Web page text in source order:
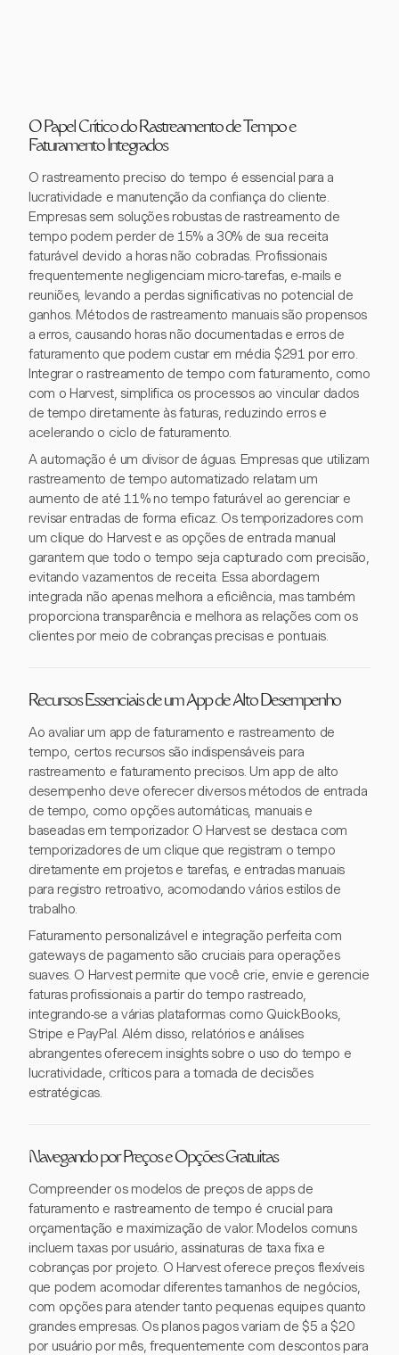
O Papel Crítico do Rastreamento de Tempo e
Faturamento Integrados
O rastreamento preciso do tempo é essencial para a
lucratividade e manutenção da confiança do cliente.
Empresas sem soluções robustas de rastreamento de
tempo podem perder de 15% a 30% de sua receita
faturável devido a horas não cobradas. Profissionais
frequentemente negligenciam micro-tarefas, e-mails e
reuniões, levando a perdas significativas no potencial de
ganhos. Métodos de rastreamento manuais são propensos
a erros, causando horas não documentadas e erros de
faturamento que podem custar em média $291 por erro.
Integrar o rastreamento de tempo com faturamento, como
com o Harvest, simplifica os processos ao vincular dados
de tempo diretamente às faturas, reduzindo erros e
acelerando o ciclo de faturamento.
A automação é um divisor de águas. Empresas que utilizam
rastreamento de tempo automatizado relatam um
aumento de até 11% no tempo faturável ao gerenciar e
revisar entradas de forma eficaz. Os temporizadores com
um clique do Harvest e as opções de entrada manual
garantem que todo o tempo seja capturado com precisão,
evitando vazamentos de receita. Essa abordagem
integrada não apenas melhora a eficiência, mas também
proporciona transparência e melhora as relações com os
clientes por meio de cobranças precisas e pontuais.
Recursos Essenciais de um App de Alto Desempenho
Ao avaliar um app de faturamento e rastreamento de
tempo, certos recursos são indispensáveis para
rastreamento e faturamento precisos. Um app de alto
desempenho deve oferecer diversos métodos de entrada
de tempo, como opções automáticas, manuais e
baseadas em temporizador. O Harvest se destaca com
temporizadores de um clique que registram o tempo
diretamente em projetos e tarefas, e entradas manuais
para registro retroativo, acomodando vários estilos de
trabalho.
Faturamento personalizável e integração perfeita com
gateways de pagamento são cruciais para operações
suaves. O Harvest permite que você crie, envie e gerencie
faturas profissionais a partir do tempo rastreado,
integrando-se a várias plataformas como QuickBooks,
Stripe e PayPal. Além disso, relatórios e análises
abrangentes oferecem insights sobre o uso do tempo e
lucratividade, críticos para a tomada de decisões
estratégicas.
Navegando por Preços e Opções Gratuitas
Compreender os modelos de preços de apps de
faturamento e rastreamento de tempo é crucial para
orçamentação e maximização de valor. Modelos comuns
incluem taxas por usuário, assinaturas de taxa fixa e
cobranças por projeto. O Harvest oferece preços flexíveis
que podem acomodar diferentes tamanhos de negócios,
com opções para atender tanto pequenas equipes quanto
grandes empresas. Os planos pagos variam de $5 a $20
por usuário por mês, frequentemente com descontos para